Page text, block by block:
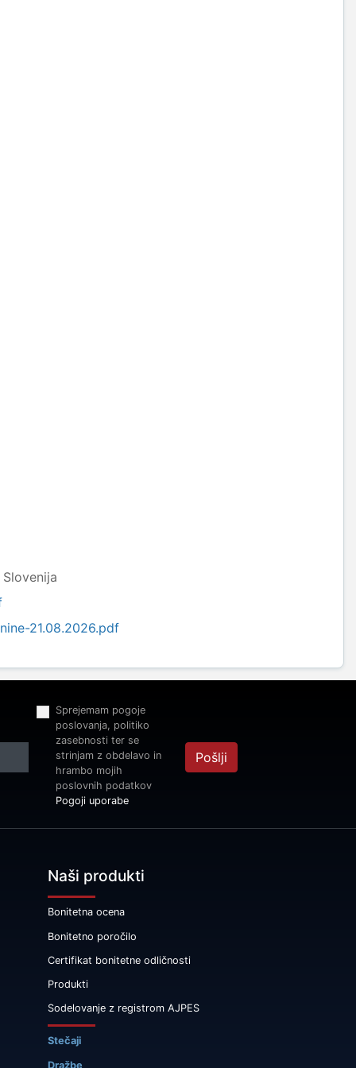
21.08.2026.pdf
Sprejemam pogoje
poslovanja, politiko
zasebnosti ter se
strinjam z obdelavo in
hrambo mojih
poslovnih podatkov
Pogoji uporabe
Pošlji
Naši produkti
Bonitetna ocena
Bonitetno poročilo
Certifikat bonitetne odličnosti
Produkti
Sodelovanje z registrom AJPES
Stečaji
Dražbe